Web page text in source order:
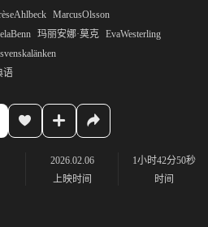
MarcusOlsson
玛丽安娜·莫克 EvaWesterling
语
2026.02.06
上映时间
1小时42分50秒
时间